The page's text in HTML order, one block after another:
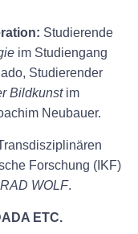
Studierende
im Studiengang
Studierender
Bildkunstim
Neubauer.
Forschung (IKF)
WOLF.
ETC.